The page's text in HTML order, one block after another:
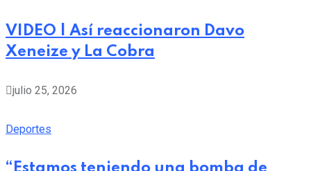
VIDEO | Así reaccionaron Davo
Xeneize y La Cobra
julio 25, 2026
Deportes